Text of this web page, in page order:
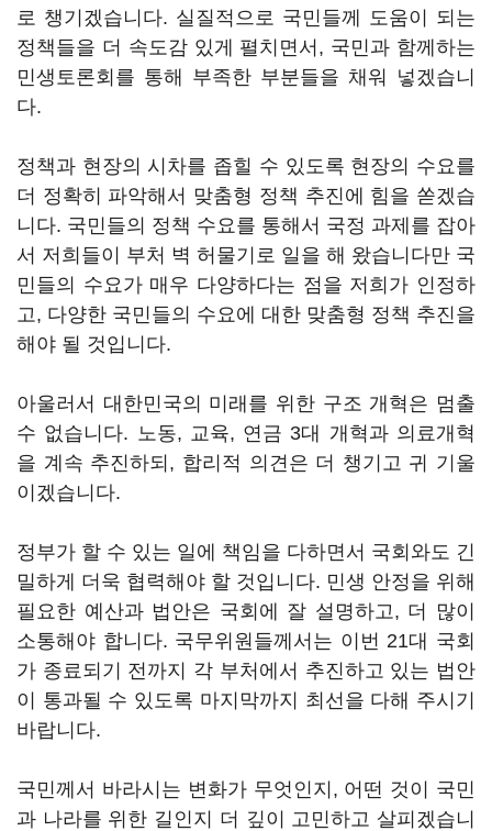
로 챙기겠습니다. 실질적으로 국민들께 도움이 되는
정책들을 더 속도감 있게 펼치면서, 국민과 함께하는
민생토론회를 통해 부족한 부분들을 채워 넣겠습니
다.
정책과 현장의 시차를 좁힐 수 있도록 현장의 수요를
더 정확히 파악해서 맞춤형 정책 추진에 힘을 쏟겠습
니다. 국민들의 정책 수요를 통해서 국정 과제를 잡아
서 저희들이 부처 벽 허물기로 일을 해 왔습니다만 국
민들의 수요가 매우 다양하다는 점을 저희가 인정하
고, 다양한 국민들의 수요에 대한 맞춤형 정책 추진을
해야 될 것입니다.
아울러서 대한민국의 미래를 위한 구조 개혁은 멈출
수 없습니다. 노동, 교육, 연금 3대 개혁과 의료개혁
을 계속 추진하되, 합리적 의견은 더 챙기고 귀 기울
이겠습니다.
정부가 할 수 있는 일에 책임을 다하면서 국회와도 긴
밀하게 더욱 협력해야 할 것입니다. 민생 안정을 위해
필요한 예산과 법안은 국회에 잘 설명하고, 더 많이
소통해야 합니다. 국무위원들께서는 이번 21대 국회
가 종료되기 전까지 각 부처에서 추진하고 있는 법안
이 통과될 수 있도록 마지막까지 최선을 다해 주시기
바랍니다.
국민께서 바라시는 변화가 무엇인지, 어떤 것이 국민
과 나라를 위한 길인지 더 깊이 고민하고 살피겠습니